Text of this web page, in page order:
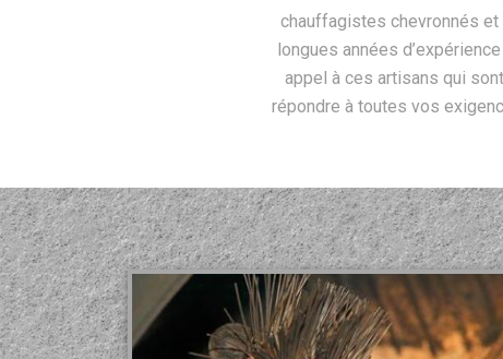
chauffagistes chevronnés
longues années
appel à ces artisans qui
répondre à toutes vos